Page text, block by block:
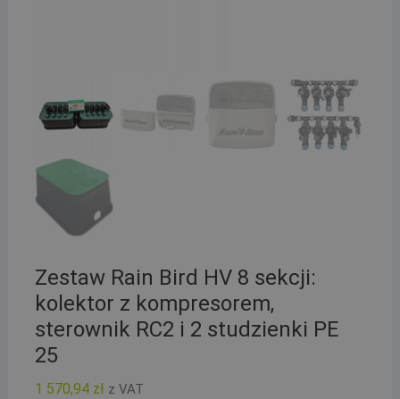
Zestaw Rain Bird HV 8 sekcji:
kolektor z kompresorem,
sterownik RC2 i 2 studzienki PE
25
1 570,94 zł z VAT